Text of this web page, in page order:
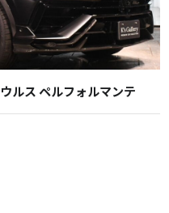
ス ペルフォルマンテ